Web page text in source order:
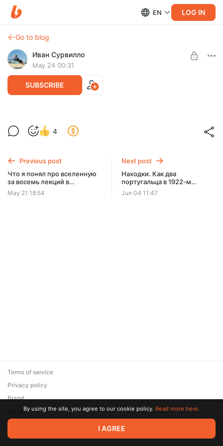
EN LOG IN
Go to blog
Иван Сурвилло
May 24 00:31
SUBSCRIBE
Впечатления от единственного
горнолыжного курорта Таджикистана
SUBSCRIBE
4
Previous post
Что я понял про вселенную
за восемь лекций в
Московском Планетарии
May 21 18:54
Next post
Находки. Как два
португальца в 1922-м
первыми пересекли
Атлантику по воздуху и
Jun 04 11:47
© 2026 Zaya Solutions Limited. All rights reserved. All trademarks
are the property of their respective owners.
Terms of service
Privacy policy
Brand
SupportBy using the site, you agree to our cookie policy. Read more here.
I AGREE